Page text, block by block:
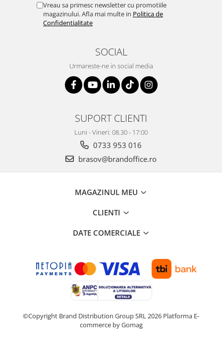
Vreau sa primesc newsletter cu promotiile
magazinului. Afla mai multe in Politica de
Confidentialitate
SOCIAL
Urmareste-ne in social media
SUPORT CLIENTI
Luni - Vineri: 08.30 - 17:00
0733 953 016
brasov@brandoffice.ro
MAGAZINUL MEU
CLIENTI
DATE COMERCIALE
©Copyright Brand Distribution Group SRL 2026 Platforma E-
commerce by Gomag